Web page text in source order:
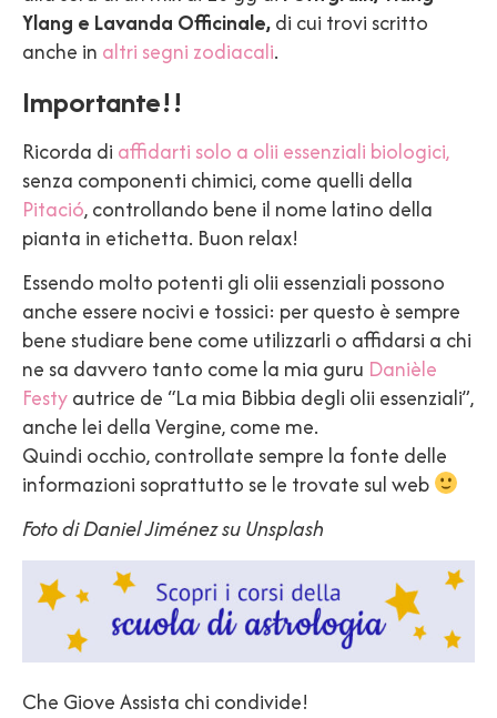
Ylang e Lavanda Officinale,di cui trovi scritto
anche in altri segni zodiacali.
Importante!!
Ricorda di affidarti solo a olii essenziali biologici,
senza componenti chimici, come quelli della
Pitació, controllando bene il nome latino della
pianta in etichetta. Buon relax!
Essendo molto potenti gli olii essenziali possono
anche essere nocivi e tossici: per questo è sempre
bene studiare bene come utilizzarli o affidarsi a chi
ne sa davvero tanto come la mia guru Danièle
Festyautrice de “La mia Bibbia degli olii essenziali”,
anche lei della Vergine, come me.
Quindi occhio, controllate sempre la fonte delle
informazioni soprattutto se le trovate sul web
Foto di Daniel Jiménez su Unsplash
Che Giove Assista chi condivide!